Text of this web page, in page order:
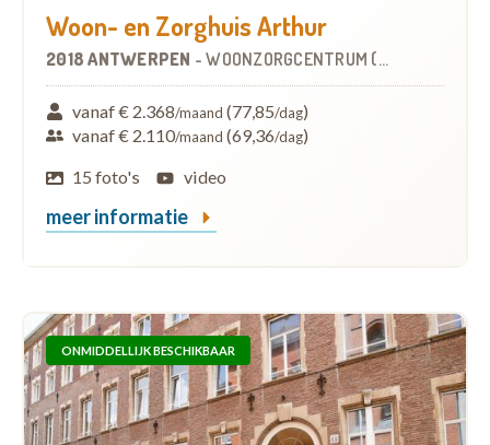
Woon- en Zorghuis Arthur
2018 ANTWERPEN -WOONZORGCENTRUM (WZC)
vanaf € 2.368/maand (77,85/dag)
vanaf € 2.110/maand (69,36/dag)
15 foto's
video
meer informatie
ONMIDDELLIJK BESCHIKBAAR